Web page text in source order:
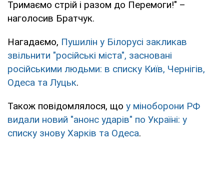
Тримаємо стрій і разом до Перемоги!" –
наголосив Братчук.
Нагадаємо, Пушилін у Білорусі закликав
звільнити "російські міста", засновані
російськими людьми: в списку Київ, Чернігів,
Одеса та Луцьк.
Також повідомлялося, що у міноборони РФ
видали новий "анонс ударів" по Україні: у
списку знову Харків та Одеса.